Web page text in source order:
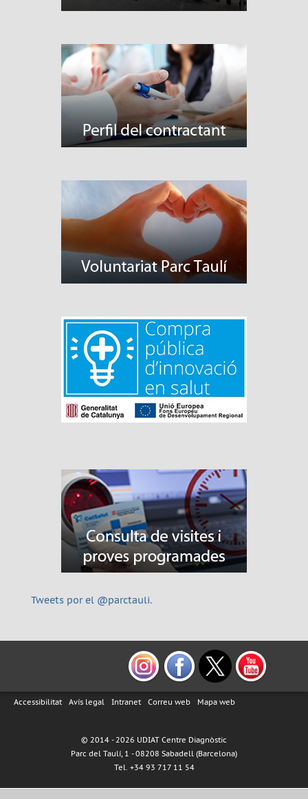
Tweets por el @parctauli.
Accessibilitat Avís legal Intranet Correu web Mapa web
© 2014 - 2026 UDIAT Centre Diagnòstic
Parc del Taulí, 1 - 08208 Sabadell (Barcelona)
Tel. +34 93 717 11 54